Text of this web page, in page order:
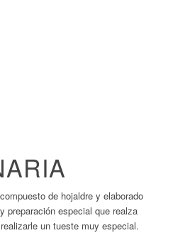
de hojaldre y elaborado
preparación especial que realza
un tueste muy especial.